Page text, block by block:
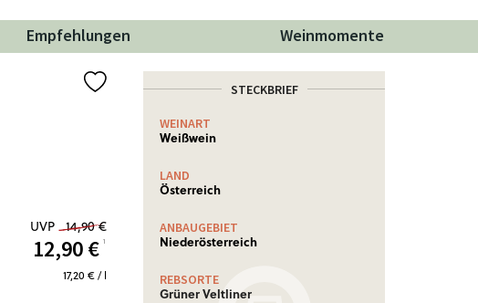
Empfehlungen Weinmomente
UVP 14,90 €
12,90€¹
17,20 € / l
STECKBRIEF
WEINART
Weißwein
LAND
Österreich
ANBAUGEBIET
Niederösterreich
REBSORTE
Grüner Veltliner